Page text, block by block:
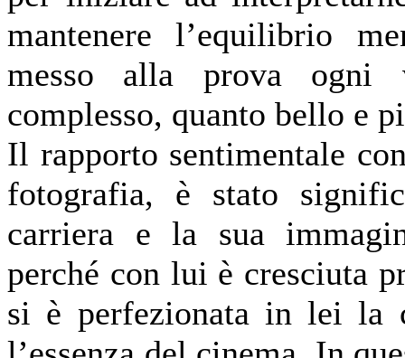
mantenere l’equilibrio
messo alla prova ogni
complesso, quanto bello e
Il rapporto sentimentale
fotografia, è stato
carriera e la sua
perché con lui è cresciuta
si è perfezionata in lei la